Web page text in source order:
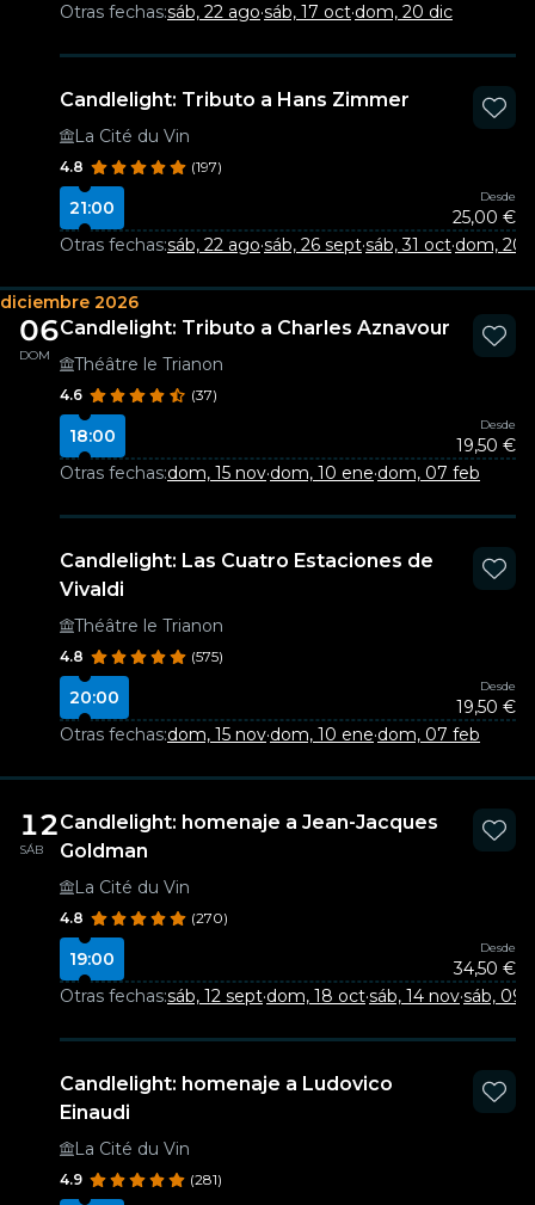
Otras fechas:sáb, 22 ago·sáb, 17 oct·dom, 20 dic
Candlelight: Tributo a Hans Zimmer
La Cité du Vin
4.8 (197)
21:00
Desde
25,00 €
Otras fechas:sáb, 22 ago·sáb, 26 sept·sáb, 31 oct·dom, 20
diciembre 2026
06
DOM
Candlelight: Tributo a Charles Aznavour
Théâtre le Trianon
4.6 (37)
18:00
Desde
19,50 €
Otras fechas:dom, 15 nov·dom, 10 ene·dom, 07 feb
Candlelight: Las Cuatro Estaciones de
Vivaldi
Théâtre le Trianon
4.8 (575)
20:00
Desde
19,50 €
Otras fechas:dom, 15 nov·dom, 10 ene·dom, 07 feb
12
SÁB
Candlelight: homenaje a Jean-Jacques
Goldman
La Cité du Vin
4.8 (270)
19:00
Desde
34,50 €
Otras fechas:sáb, 12 sept·dom, 18 oct·sáb, 14 nov·sáb, 09
Candlelight: homenaje a Ludovico
Einaudi
La Cité du Vin
4.9 (281)